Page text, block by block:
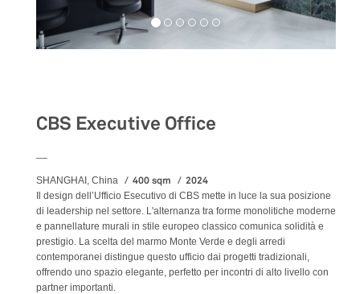
CBS Executive Office
SHANGHAI, China 400 sqm 2024
Il design dell’Ufficio Esecutivo di CBS mette in luce la sua posizione
di leadership nel settore. L'alternanza tra forme monolitiche moderne
e pannellature murali in stile europeo classico comunica solidità e
prestigio. La scelta del marmo Monte Verde e degli arredi
contemporanei distingue questo ufficio dai progetti tradizionali,
offrendo uno spazio elegante, perfetto per incontri di alto livello con
partner importanti.